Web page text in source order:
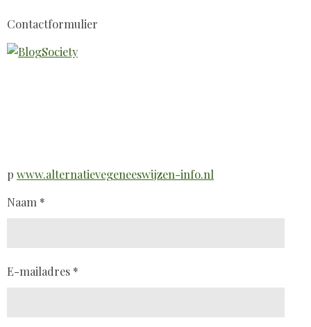
Contactformulier
p www.alternatievegeneeswijzen-info.nl
Naam *
E-mailadres *